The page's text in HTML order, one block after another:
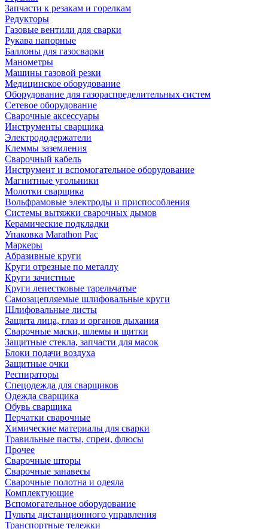
Запчасти к резакам и горелкам
Редукторы
Газовые вентили для сварки
Рукава напорные
Баллоны для газосварки
Манометры
Машины газовой резки
Медицинское оборудование
Оборудование для газораспределительных систем
Сетевое оборудование
Сварочные аксессуары
Инструменты сварщика
Электрододержатели
Клеммы заземления
Сварочный кабель
Инструмент и вспомогательное оборудование
Магнитные угольники
Молотки сварщика
Вольфрамовые электроды и приспособления
Системы вытяжки сварочных дымов
Керамические подкладки
Упаковка Marathon Pac
Маркеры
Абразивные круги
Круги отрезные по металлу
Круги зачистные
Круги лепестковые тарельчатые
Самозацепляемые шлифовальные круги
Шлифовальные листы
Защита лица, глаз и органов дыхания
Сварочные маски, шлемы и щитки
Защитные стекла, запчасти для масок
Блоки подачи воздуха
Защитные очки
Респираторы
Спецодежда для сварщиков
Одежда сварщика
Обувь сварщика
Перчатки сварочные
Химические материалы для сварки
Травильные пасты, спреи, флюсы
Прочее
Сварочные шторы
Сварочные занавесы
Сварочные полотна и одеяла
Комплектующие
Вспомогательное оборудование
Пульты дистанционного управления
Транспортные тележки